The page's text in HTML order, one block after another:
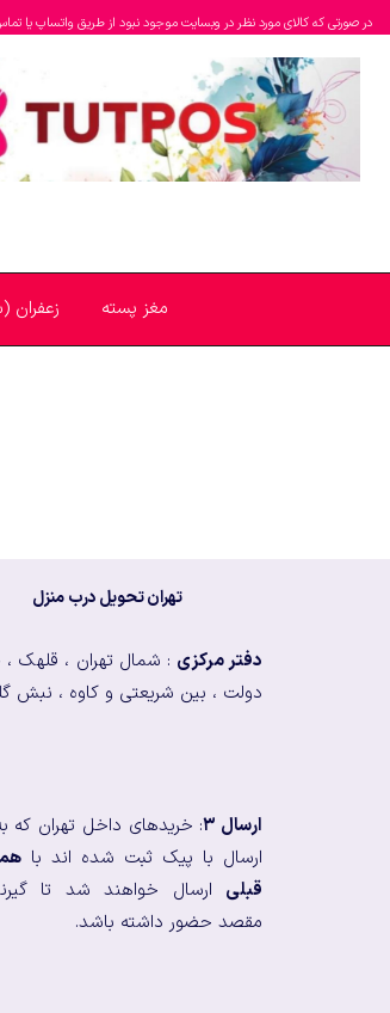
در صورتی که کالای مورد نظر در وبسایت موجود نبود از طریق واتساپ یا
مغز پسته زعفران
تهران تحویل درب منزل
دفتر مرکزی : شمال تهران ، قلهک ،
دولت ، بین شریعتی و کاوه ، نبش
ارسال ۳
: خریدهای داخل تهران که
ارسال با پیک ثبت شده اند با
قبلی ارسال خواهند شد تا
مقصد حضور داشته باشد.